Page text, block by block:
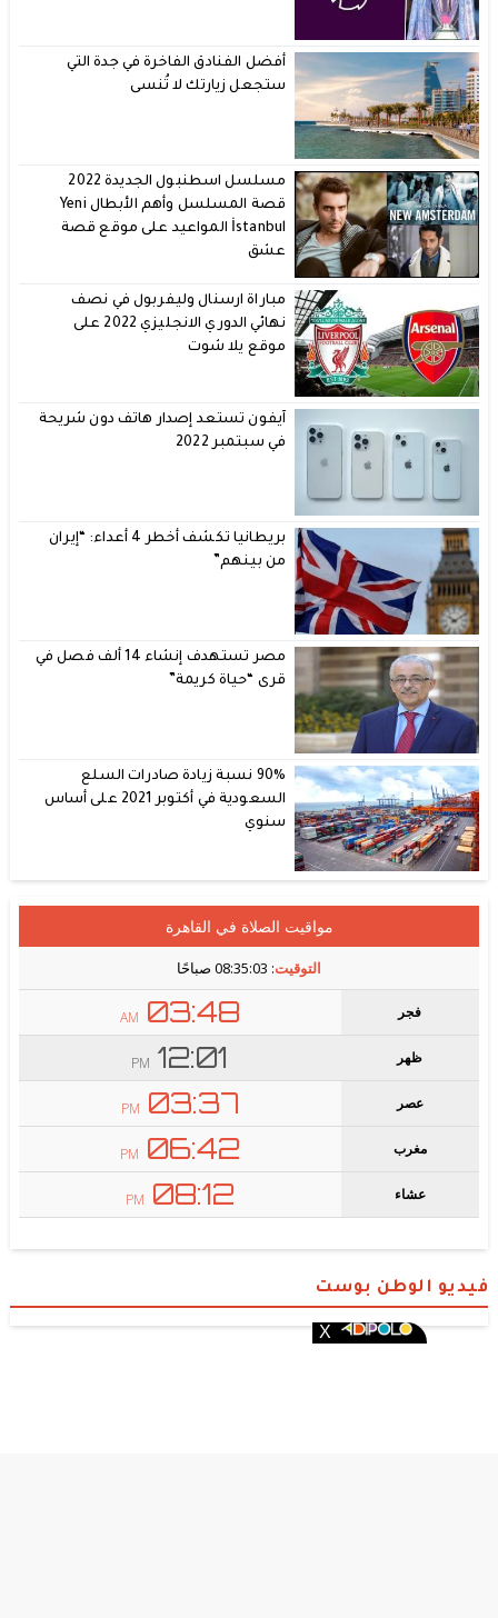
أفضل الفنادق الفاخرة في جدة التي
ستجعل زيارتك لا تُنسى
مسلسل اسطنبول الجديدة 2022
قصة المسلسل وأهم الأبطال Yeni
İstanbul المواعيد على موقع قصة
عشق
مباراة ارسنال وليفربول في نصف
نهائي الدوري الانجليزي 2022 على
موقع يلا شوت
آيفون تستعد إصدار هاتف دون شريحة
في سبتمبر 2022
بريطانيا تكشف أخطر 4 أعداء: “إيران
من بينهم”
مصر تستهدف إنشاء 14 ألف فصل في
قرى “حياة كريمة”
90% نسبة زيادة صادرات السلع
السعودية في أكتوبر 2021 على أساس
سنوي
فيديو الوطن بوست